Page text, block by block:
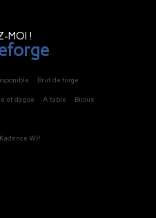
MOI !
Brut de forge
et dague À table Bijoux
Kadence WP